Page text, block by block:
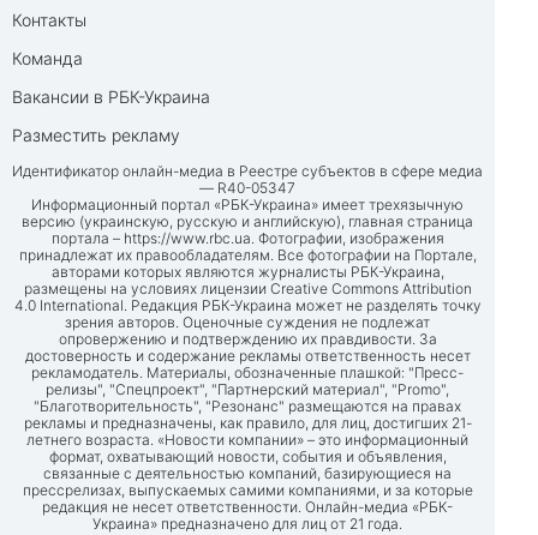
Контакты
Команда
Вакансии в РБК-Украина
Разместить рекламу
Идентификатор онлайн-медиа в Реестре субъектов в сфере медиа
— R40-05347
Информационный портал «РБК-Украина» имеет трехязычную
версию (украинскую, русскую и английскую), главная страница
портала – https://www.rbc.ua. Фотографии, изображения
принадлежат их правообладателям. Все фотографии на Портале,
авторами которых являются журналисты РБК-Украина,
размещены на условиях лицензии Creative Commons Attribution
4.0 International. Редакция РБК-Украина может не разделять точку
зрения авторов. Оценочные суждения не подлежат
опровержению и подтверждению их правдивости. За
достоверность и содержание рекламы ответственность несет
рекламодатель. Материалы, обозначенные плашкой: "Пресс-
релизы", "Спецпроект", "Партнерский материал", "Promo",
"Благотворительность", "Резонанс" размещаются на правах
рекламы и предназначены, как правило, для лиц, достигших 21-
летнего возраста. «Новости компании» – это информационный
формат, охватывающий новости, события и объявления,
связанные с деятельностью компаний, базирующиеся на
прессрелизах, выпускаемых самими компаниями, и за которые
редакция не несет ответственности. Онлайн-медиа «РБК-
Украина» предназначено для лиц от 21 года.